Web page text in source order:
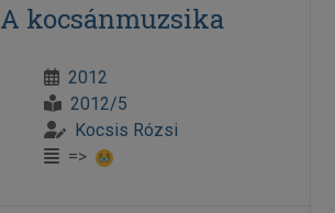
A kocsánmuzsika
2012
2012/5
Kocsis Rózsi
=>